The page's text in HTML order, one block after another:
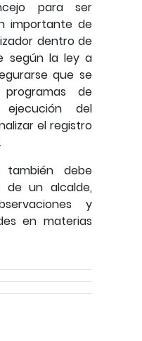
para ser
importante de
dentro de
según la ley a
que se
de
ejecución del
el registro
también debe
de un alcalde,
y
en materias